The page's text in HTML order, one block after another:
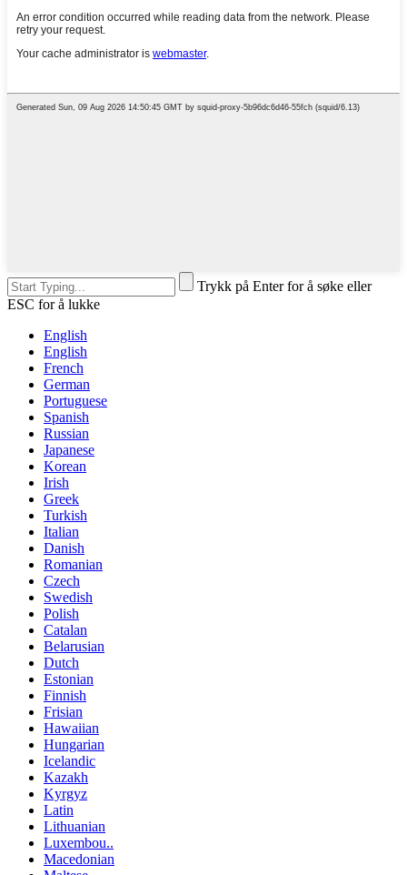
Trykk på Enter for å søke eller
ESC for å lukke
English
English
French
German
Portuguese
Spanish
Russian
Japanese
Korean
Irish
Greek
Turkish
Italian
Danish
Romanian
Czech
Swedish
Polish
Catalan
Belarusian
Dutch
Estonian
Finnish
Frisian
Hawaiian
Hungarian
Icelandic
Kazakh
Kyrgyz
Latin
Lithuanian
Luxembou..
Macedonian